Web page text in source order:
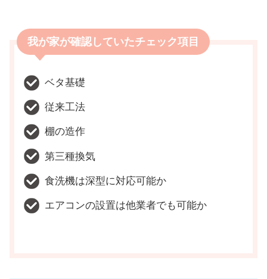
我が家が確認していたチェック項目
ベタ基礎
従来工法
棚の造作
第三種換気
食洗機は深型に対応可能か
エアコンの設置は他業者でも可能か